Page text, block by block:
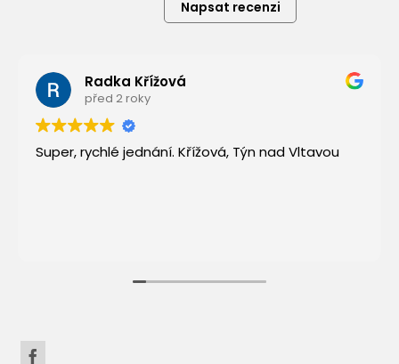
Napsat recenzi
Radka Křížová
před 2 roky
Super, rychlé jednání. Křížová, Týn nad Vltavou